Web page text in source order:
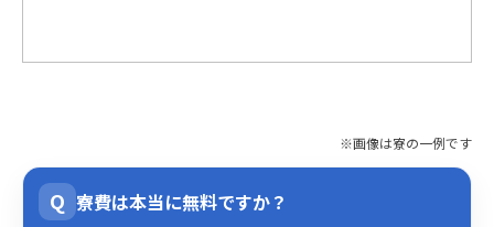
※画像は寮の一例です
Q 寮費は本当に無料ですか？